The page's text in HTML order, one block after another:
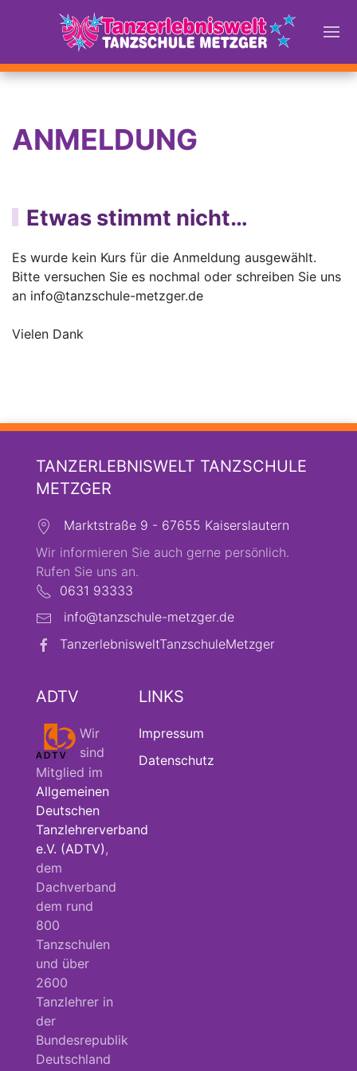
ANMELDUNG
Etwas stimmt nicht…
Es wurde kein Kurs für die Anmeldung ausgewählt.
Bitte versuchen Sie es nochmal oder schreiben Sie uns
an info@tanzschule-metzger.de
Vielen Dank
TANZERLEBNISWELT TANZSCHULE
METZGER
Marktstraße 9 - 67655 Kaiserslautern
Wir informieren Sie auch gerne persönlich.
Rufen Sie uns an.
0631 93333
info@tanzschule-metzger.de
TanzerlebnisweltTanzschuleMetzger
ADTV
Wir
sind
Mitglied im
Allgemeinen
Deutschen
Tanzlehrerverband
e.V. (ADTV) ,
dem
Dachverband
dem rund
800
Tanzschulen
und über
2600
Tanzlehrer in
der
Bundesrepublik
Deutschland
LINKS
Impressum
Datenschutz